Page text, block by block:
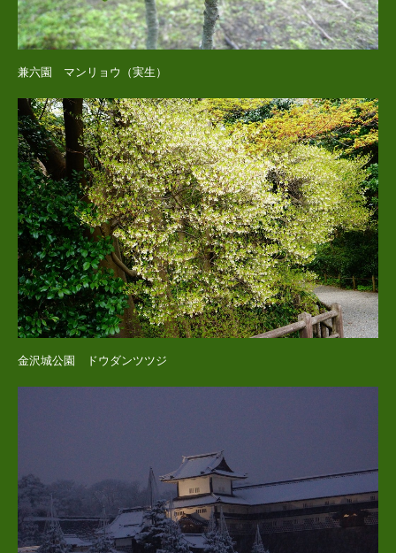
兼六園 マンリョウ（実生）
金沢城公園 ドウダンツツジ